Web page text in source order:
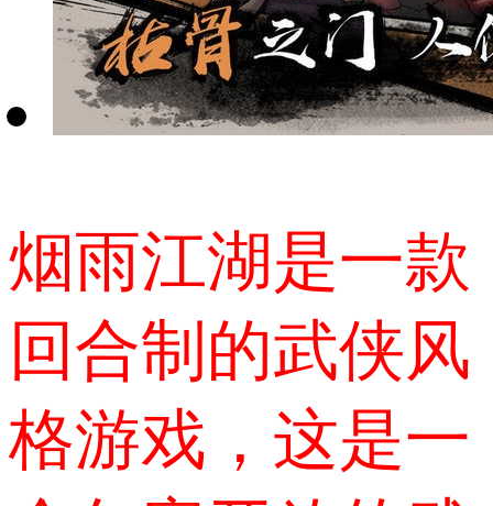
烟雨江湖是一款
回合制的武侠风
格游戏，这是一